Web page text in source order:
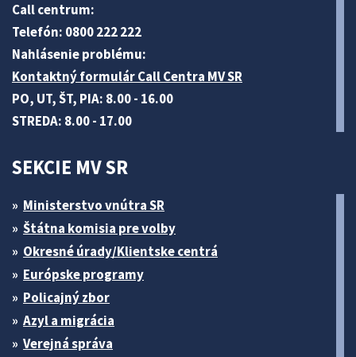
Call centrum:
Telefón: 0800 222 222
Nahlásenie problému:
Kontaktný formulár Call Centra MV SR
PO, UT, ŠT, PIA: 8.00 - 16.00
STREDA: 8.00 - 17.00
SEKCIE MV SR
Ministerstvo vnútra SR
Štátna komisia pre volby
Okresné úrady/Klientske centrá
Európske programy
Policajný zbor
Azyl a migrácia
Verejná správa